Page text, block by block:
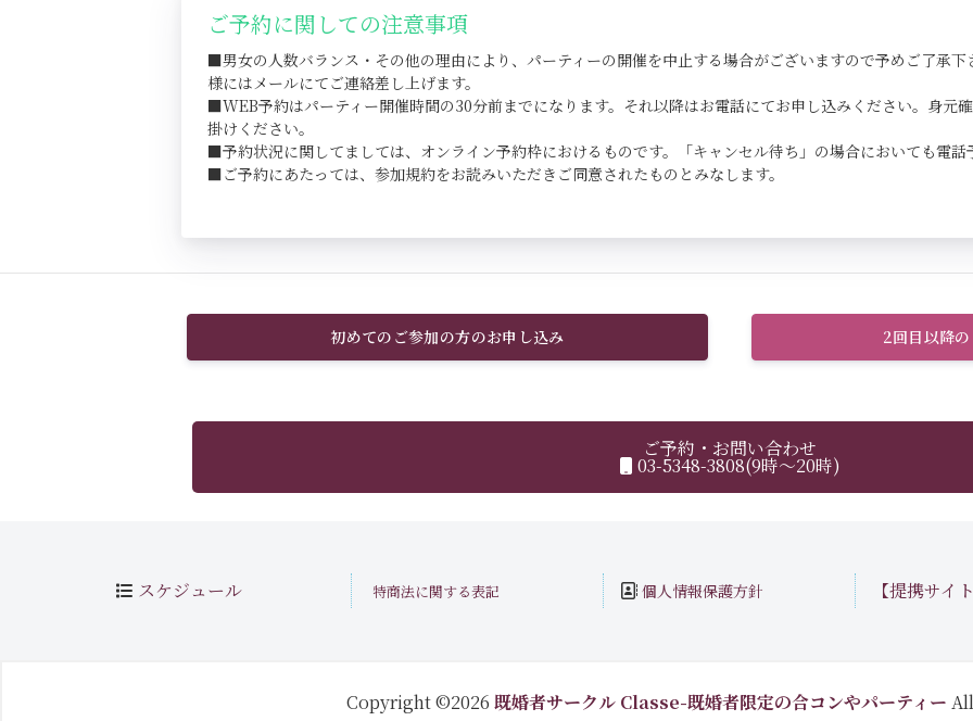
ご予約に関しての注意事項
■男女の人数バランス・その他の理由により、パーティーの開催を中止する場合がございますので予めご了承
様にはメールにてご連絡差し上げます。
■WEB予約はパーティー開催時間の30分前までになります。それ以降はお電話にてお申し込みください。身元
掛けください。
■予約状況に関してましては、オンライン予約枠におけるものです。「キャンセル待ち」の場合においても電
■ご予約にあたっては、参加規約をお読みいただきご同意されたものとみなします。
初めてのご参加の方のお申し込み 2回目以降
ご予約・お問い合わせ
03-5348-3808(9時～20時)
スケジュール 特商法に関する表記 個人情報保護方針 【提携サイ
Copyright ©2026 既婚者サークル Classe-既婚者限定の合コンやパーティー